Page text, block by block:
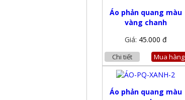
Áo phản quang màu
vàng chanh
Giá: 45.000 đ
Chi tiết Mua hàng
Áo phản quang màu